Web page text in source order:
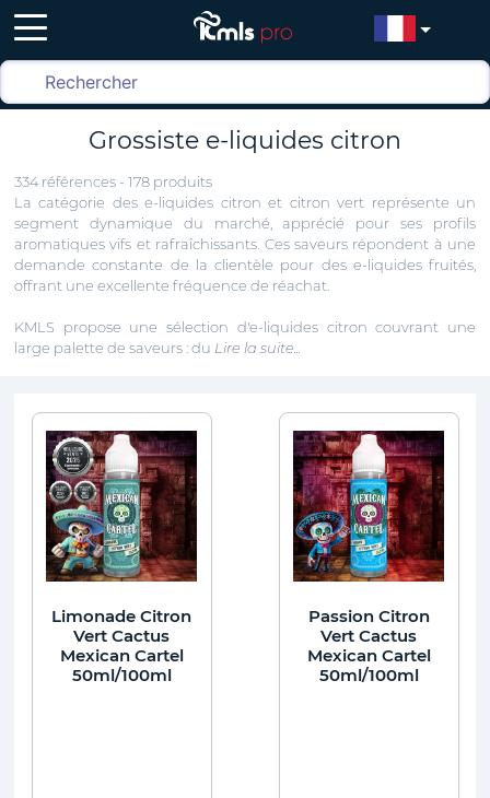
Grossiste e-liquides citron
334 références - 178 produits
La catégorie des e-liquides citron et citron vert représente un
segment dynamique du marché, apprécié pour ses profils
aromatiques vifs et rafraîchissants. Ces saveurs répondent à une
demande constante de la clientèle pour des e-liquides fruités,
offrant une excellente fréquence de réachat.
KMLS propose une sélection d'e-liquides citron couvrant une
large palette de saveurs : du Lire la suite...
Limonade Citron
Vert Cactus
Mexican Cartel
50ml/100ml
Passion Citron
Vert Cactus
Mexican Cartel
50ml/100ml